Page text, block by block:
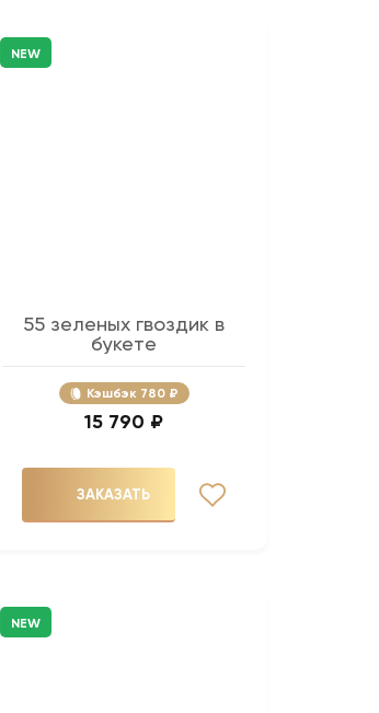
NEW
55 зеленых гвоздик в
букете
Кэшбэк 780 ₽
15 790 ₽
ЗАКАЗАТЬ
NEW